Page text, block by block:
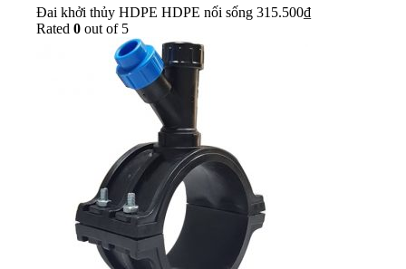
Đai khởi thủy HDPE HDPE nối sống 315.500₫
Rated 0 out of 5